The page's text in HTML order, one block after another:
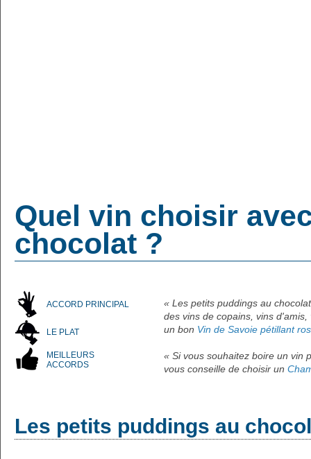
Quel vin choisir
chocolat ?
ACCORD PRINCIPAL
LE PLAT
MEILLEURS
ACCORDS
« Les petits puddings au
des vins de copains, vins
un bon Vin de Savoie pétillant
« Si vous souhaitez boire un vin
vous conseille de choisir un
Les petits puddings au